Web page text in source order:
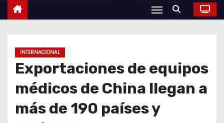
INTERNACIONAL
Exportaciones de equipos
médicos de China llegan a
más de 190 países y